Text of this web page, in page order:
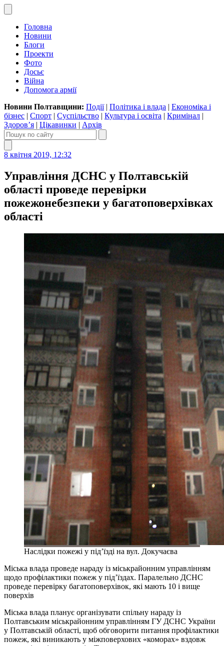
Головна
Новини
Блоги
Проекти
Фото
Досьє
Війна
Допомога армії
Новини Полтавщини: Події| Політика і влада | Економіка і
бізнес | Спорт | Суспільство | Культура і освіта | Кримінал |
Здоров’я | Цікавинки | Архів
8 квітня 2019, 12:32
Управління ДСНС у Полтавській
області проведе перевірки
пожежонебезпеки у багатоповерхівках
області
Наслідки пожежі у під’їзді на вул. Докучаєва
Міська влада проведе нараду із міськрайонним управлінням
щодо профілактики пожеж у під’їздах. Паралельно ДСНС
проведе перевірку багатоповерхівок, які мають 10 і вище
поверхів
Міська влада планує організувати спільну нараду із
Полтавським міськрайонним управлінням ГУ ДСНС України
у Полтавській області, щоб обговорити питання профілактики
пожеж, які виникають у міжповерхових «коморах» вздовж